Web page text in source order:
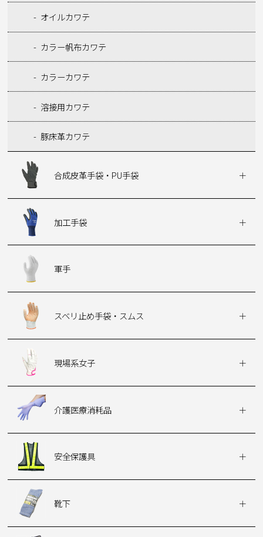
オイルカワテ
カラー帆布カワテ
カラーカワテ
溶接用カワテ
豚床革カワテ
合成皮革手袋・PU手袋
加工手袋
軍手
スベリ止め手袋・スムス
現場系女子
介護医療消耗品
安全保護具
靴下